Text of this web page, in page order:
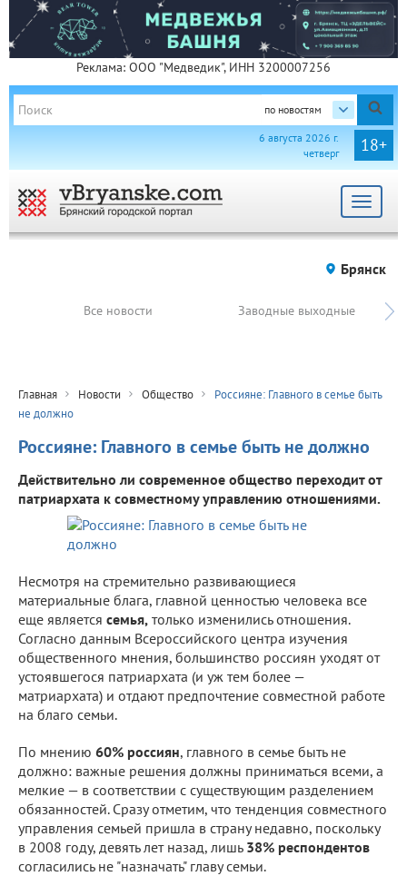
Реклама: ООО "Медведик", ИНН 3200007256
по новостям
18+
6 августа 2026 г.
четверг
Toggle
Брянск
Все новости Заводные выходные
Главная Новости Общество
Россияне: Главного в семье быть
не должно
Россияне: Главного в семье быть не должно
Действительно ли современное общество переходит от
патриархата к совместному управлению отношениями.
Несмотря на стремительно развивающиеся
материальные блага, главной ценностью человека все
еще является семья, только изменились отношения.
Согласно данным Всероссийского центра изучения
общественного мнения, большинство россиян уходят от
устоявшегося патриархата (и уж тем более —
матриархата) и отдают предпочтение совместной работе
на благо семьи.
По мнению 60% россиян, главного в семье быть не
должно: важные решения должны приниматься всеми, а
мелкие — в соответствии с существующим разделением
обязанностей. Сразу отметим, что тенденция совместного
управления семьей пришла в страну недавно, поскольку
в 2008 году, девять лет назад, лишь 38% респондентов
согласились не "назначать" главу семьи.